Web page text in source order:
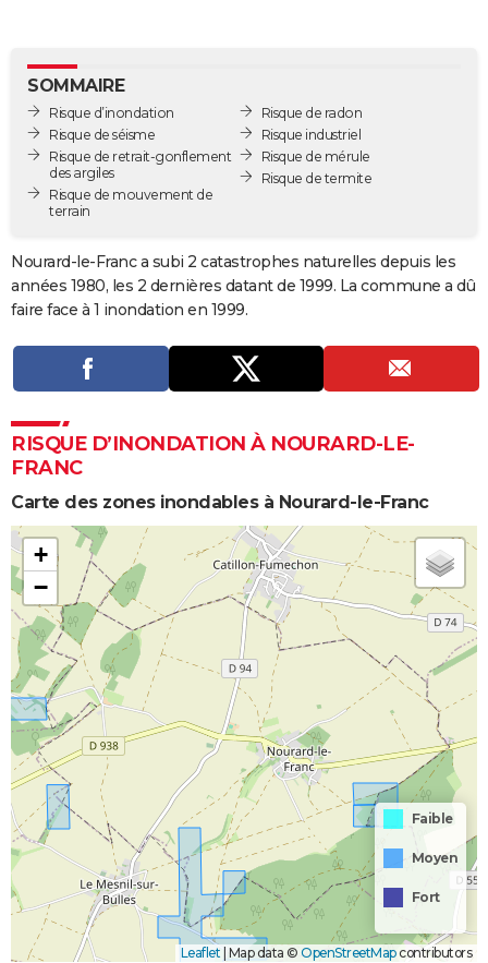
GUIDES D'ACHAT
BONS PLANS
CARTE DE VOEUX
Carte de Noël
Carte Bonne année
Carte Saint-Valentin
Carte Pâques
Carte d'anniversaire
DICTIONNAIRE
COPAINS D'AVANT
Bricolage
Lifestyle
Culture
Sport
Auto
Television
Voyage
Cinema
SOMMAIRE
Risque d’inondation
Risque de séisme
Risque de retrait-gonflement
des argiles
Risque de mouvement de
terrain
Risque de radon
Risque industriel
Risque de mérule
Risque de termite
Nourard-le-Franc a subi 2 catastrophes naturelles depuis les
années 1980, les 2 dernières datant de 1999. La commune a dû
faire face à 1 inondation en 1999.
RISQUE D’INONDATION À NOURARD-LE-
FRANC
Carte des zones inondables à Nourard-le-Franc
+
−
Faible
Moyen
Fort
Leaflet | Map data © OpenStreetMapcontributors